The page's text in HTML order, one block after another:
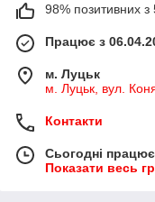
98% позитивних з
Працює з
м. Луцьк
м. Луцьк, вул.
Контакти
Сьогодні
Показати весь